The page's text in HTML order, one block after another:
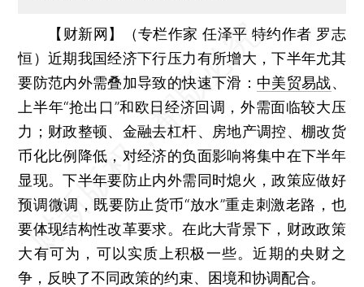
【财新网】（专栏作家 任泽平 特约作者 罗志
恒）近期我国经济下行压力有所增大，下半年尤其
要防范内外需叠加导致的快速下滑： 中美贸易战、
上半年“抢出口”和欧日经济回调，外需面临较大压
力；财政整顿、金融去杠杆、房地产调控、棚改货
币化比例降低，对经济的负面影响将集中在下半年
显现。下半年要防止内外需同时熄火，政策应做好
预调微调，既要防止货币“放水”重走刺激老路，也
要体现结构性改革要求。在此大背景下，财政政策
大有可为，可以实质上积极一些。近期的央财之
争，反映了不同政策的约束、困境和协调配合。